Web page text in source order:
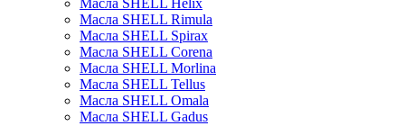
Масла SHELL Helix
Масла SHELL Rimula
Масла SHELL Spirax
Масла SHELL Corena
Масла SHELL Morlina
Масла SHELL Tellus
Масла SHELL Omala
Масла SHELL Gadus